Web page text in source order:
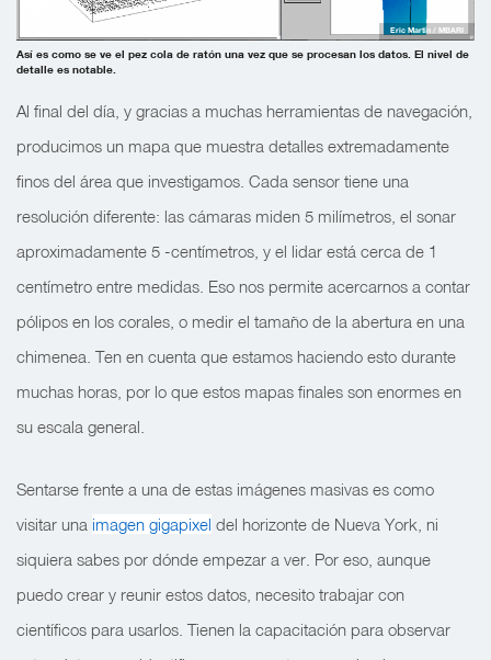
Así es como se ve el pez cola de ratón una vez que se procesan los datos. El nivel de
detalle es notable.
Eric Martin / MBARI
Al final del día, y gracias a muchas herramientas de navegación,
producimos un mapa que muestra detalles extremadamente
finos del área que investigamos. Cada sensor tiene una
resolución diferente: las cámaras miden 5 milímetros, el sonar
aproximadamente 5 -centímetros, y el lidar está cerca de 1
centímetro entre medidas. Eso nos permite acercarnos a contar
pólipos en los corales, o medir el tamaño de la abertura en una
chimenea. Ten en cuenta que estamos haciendo esto durante
muchas horas, por lo que estos mapas finales son enormes en
su escala general.
Sentarse frente a una de estas imágenes masivas es como
visitar una imagen gigapixel del horizonte de Nueva York, ni
siquiera sabes por dónde empezar a ver. Por eso, aunque
puedo crear y reunir estos datos, necesito trabajar con
científicos para usarlos. Tienen la capacitación para observar